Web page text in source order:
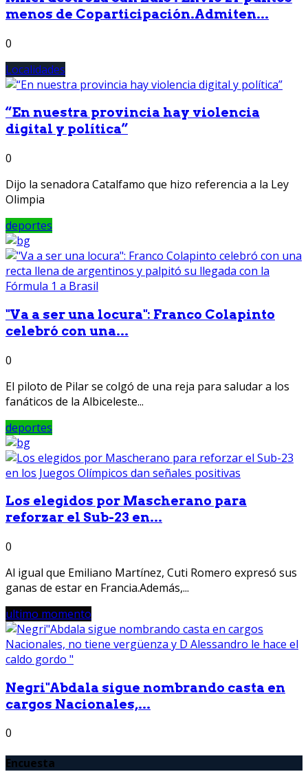
menos de Coparticipación.Admiten...
0
Localidades
“En nuestra provincia hay violencia
digital y política”
0
Dijo la senadora Catalfamo que hizo referencia a la Ley
Olimpia
deportes
"Va a ser una locura": Franco Colapinto
celebró con una...
0
El piloto de Pilar se colgó de una reja para saludar a los
fanáticos de la Albiceleste...
deportes
Los elegidos por Mascherano para
reforzar el Sub-23 en...
0
Al igual que Emiliano Martínez, Cuti Romero expresó sus
ganas de estar en Francia.Además,...
ultimo momento
Negri"Abdala sigue nombrando casta en
cargos Nacionales,...
0
Encuesta